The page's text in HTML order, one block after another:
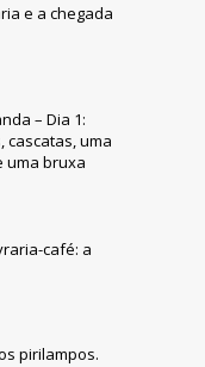
e a chegada
– Dia 1:
cascatas, uma
uma bruxa
café: a
pirilampos.